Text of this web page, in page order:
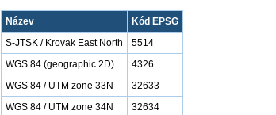
Název
Kód EPSG
S-JTSK / Krovak East North
5514
WGS 84 (geographic 2D)
4326
WGS 84 / UTM zone 33N
32633
WGS 84 / UTM zone 34N
32634